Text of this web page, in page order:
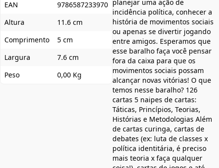
EAN
9786587233970
Altura
11.6 cm
Comprimento
5 cm
Largura
7.6 cm
Peso
0,00 Kg
planejar uma ação de
incidência política, conhecer a
história de movimentos sociais
ou apenas se divertir jogando
entre amigos. Esperamos que
esse baralho faça você pensar
fora da caixa para que os
movimentos sociais possam
alcançar novas vitórias! O que
temos nesse baralho? 126
cartas 5 naipes de cartas:
Táticas, Princípios, Teorias,
Histórias e Metodologias Além
de cartas curinga, cartas de
debates (ex: luta de classes x
política identitária, é preciso
mais teoria x faça qualquer